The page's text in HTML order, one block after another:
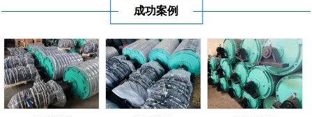
成功案例